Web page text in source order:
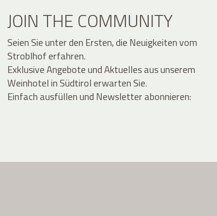
JOIN THE COMMUNITY
Seien Sie unter den Ersten, die Neuigkeiten vom
Stroblhof erfahren.
Exklusive Angebote und Aktuelles aus unserem
Weinhotel in Südtirol erwarten Sie.
Einfach ausfüllen und Newsletter abonnieren: